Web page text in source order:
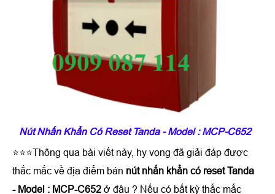
Nút Nhấn Khẩn Có Reset Tanda - Model : MCP-C652
⭐⭐⭐Thông qua bài viết này, hy vọng đã giải đáp được
thắc mắc về địa điểm bán nút nhấn khẩn có reset Tanda
- Model : MCP-C652 ở đâu ? Nếu có bất kỳ thắc mắc